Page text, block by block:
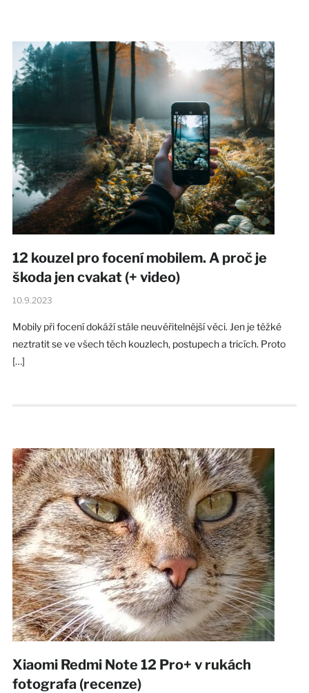
12 kouzel pro focení mobilem. A proč je
škoda jen cvakat (+ video)
10.9.2023
Mobily při focení dokáží stále neuvěřitelnější věci. Jen je těžké
neztratit se ve všech těch kouzlech, postupech a tricích. Proto
[…]
Xiaomi Redmi Note 12 Pro+ v rukách
fotografa (recenze)